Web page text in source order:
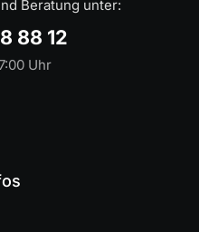
Beratung unter:
88 12
Uhr